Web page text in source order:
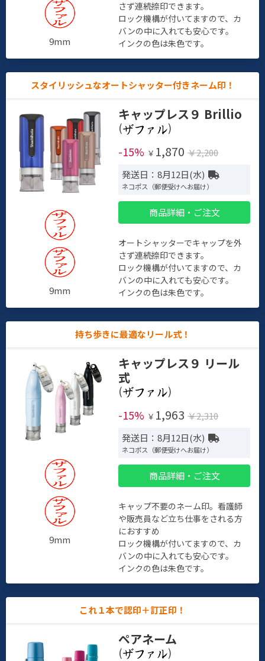
9mm
さず連続捺印できます。
ロック機構が付いてますので、カ
バンの中に入れても安心です。
インクの色は朱色です。
スタイリッシュなオートシャッター付きネーム印！
9mm
キャップレス９ Brillio
(
)
-15% ￥ 1,870 ￥2,200
発送日：8月12日(水)
ネコポス（郵便受けへお届け）
商品詳細・ご注文
オートシャッターでキャップを外
さず連続捺印できます。
ロック機構が付いてますので、カ
バンの中に入れても安心です。
インクの色は朱色です。
持ち歩きに最適なリール式！
9mm
キャップレス９ リール
式
(
)
-15% ￥ 1,963 ￥2,310
発送日：8月12日(水)
ネコポス（郵便受けへお届け）
商品詳細・ご注文
キャップ不要のネーム印。看護師
や販売員など立ち仕事をされる方
におすすめ
ロック機構が付いてますので、カ
バンの中に入れても安心です。
インクの色は朱色です。
これ１本で認印＋訂正印！
ペアネーム
(
)